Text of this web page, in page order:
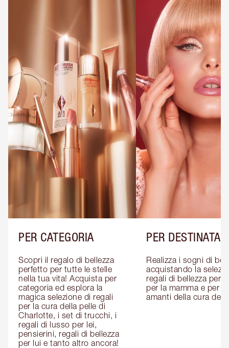
PER CATEGORIA
Scopri il regalo di bellezza
perfetto per tutte le stelle
nella tua vita! Acquista per
categoria ed esplora la
magica selezione di regali
per la cura della pelle di
Charlotte, i set di trucchi, i
regali di lusso per lei,
pensierini, regali di bellezza
per lui e tanto altro ancora!
PER
Realizza i sogni di
acquistando la
regali di bellezza per
per la mamma e per
amanti della cura